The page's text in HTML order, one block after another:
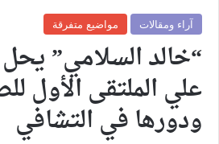
آراء ومقالات مواضيع متفرقة
“خالد السلامي”
علي الملتقى الأول
ودورها في التشافي